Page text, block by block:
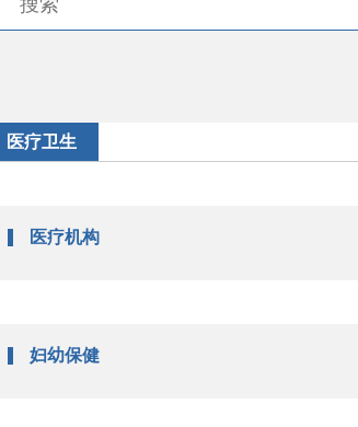
医疗卫生
医疗机构
妇幼保健